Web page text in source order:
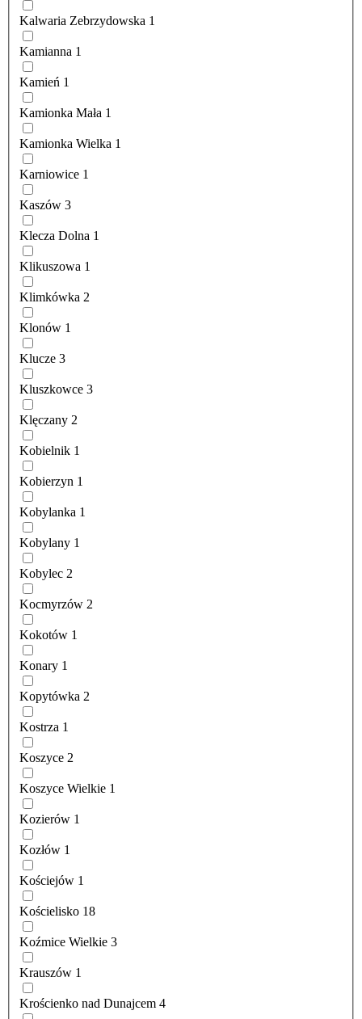
Kalwaria Zebrzydowska 1
Kamianna 1
Kamień 1
Kamionka Mała 1
Kamionka Wielka 1
Karniowice 1
Kaszów 3
Klecza Dolna 1
Klikuszowa 1
Klimkówka 2
Klonów 1
Klucze 3
Kluszkowce 3
Klęczany 2
Kobielnik 1
Kobierzyn 1
Kobylanka 1
Kobylany 1
Kobylec 2
Kocmyrzów 2
Kokotów 1
Konary 1
Kopytówka 2
Kostrza 1
Koszyce 2
Koszyce Wielkie 1
Kozierów 1
Kozłów 1
Kościejów 1
Kościelisko 18
Koźmice Wielkie 3
Krauszów 1
Krościenko nad Dunajcem 4